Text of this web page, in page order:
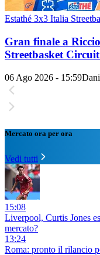
Estathé 3x3 Italia
Gran finale a
Streetbasket
06 Ago 2026 - 15:59
Mercato ora per ora
Vedi tutti
15:08
Liverpool, Curtis Jones
mercato?
13:24
Roma: pronto il rilancio